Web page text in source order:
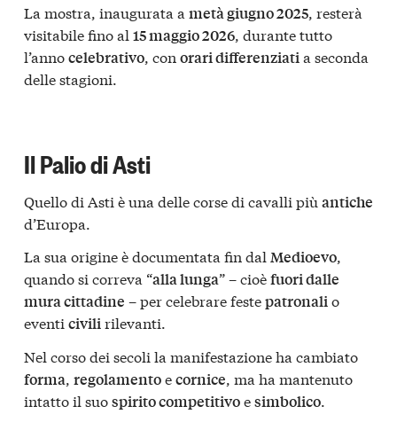
La mostra, inaugurata a metà giugno 2025, resterà
visitabile fino al 15 maggio 2026, durante tutto
l’annocelebrativo, con orari differenziatia seconda
delle stagioni.
Il Palio di Asti
Quello di Asti è una delle corse di cavalli più antiche
d’Europa.
La sua origine è documentata fin dal Medioevo,
quando si correva “alla lunga” – cioèfuori dalle
mura cittadine – per celebrare festepatronalio
eventi civilirilevanti.
Nel corso dei secoli la manifestazione ha cambiato
forma, regolamentoecornice, ma ha mantenuto
intatto il suospirito competitivoesimbolico.